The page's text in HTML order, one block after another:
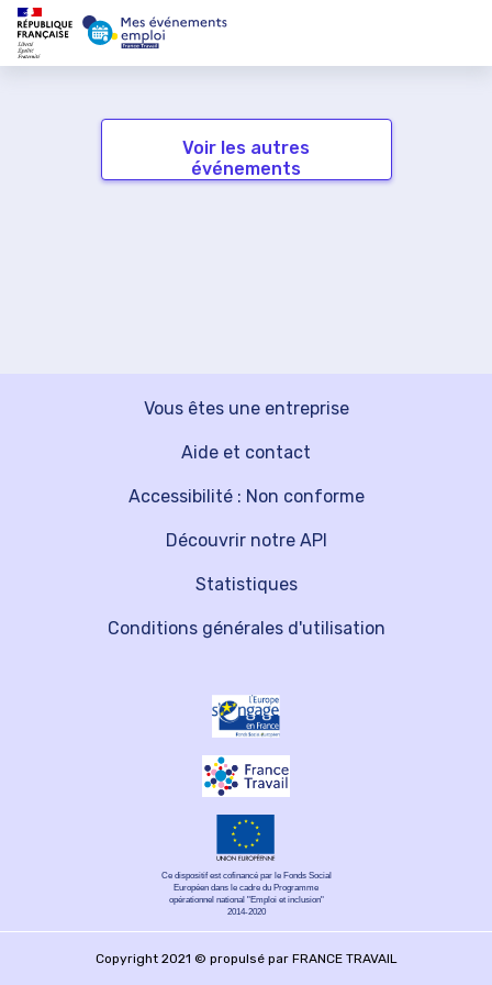
Voir les autres
événements
Vous êtes une entreprise
Découvrir notre API
Aide et contact
Statistiques
Accessibilité : Non conforme
Conditions générales d'utilisation
Ce dispositif est cofinancé par le Fonds Social
Européen dans le cadre du Programme
opérationnel national "Emploi et inclusion"
2014-2020
Copyright 2021 © propulsé par FRANCE TRAVAIL